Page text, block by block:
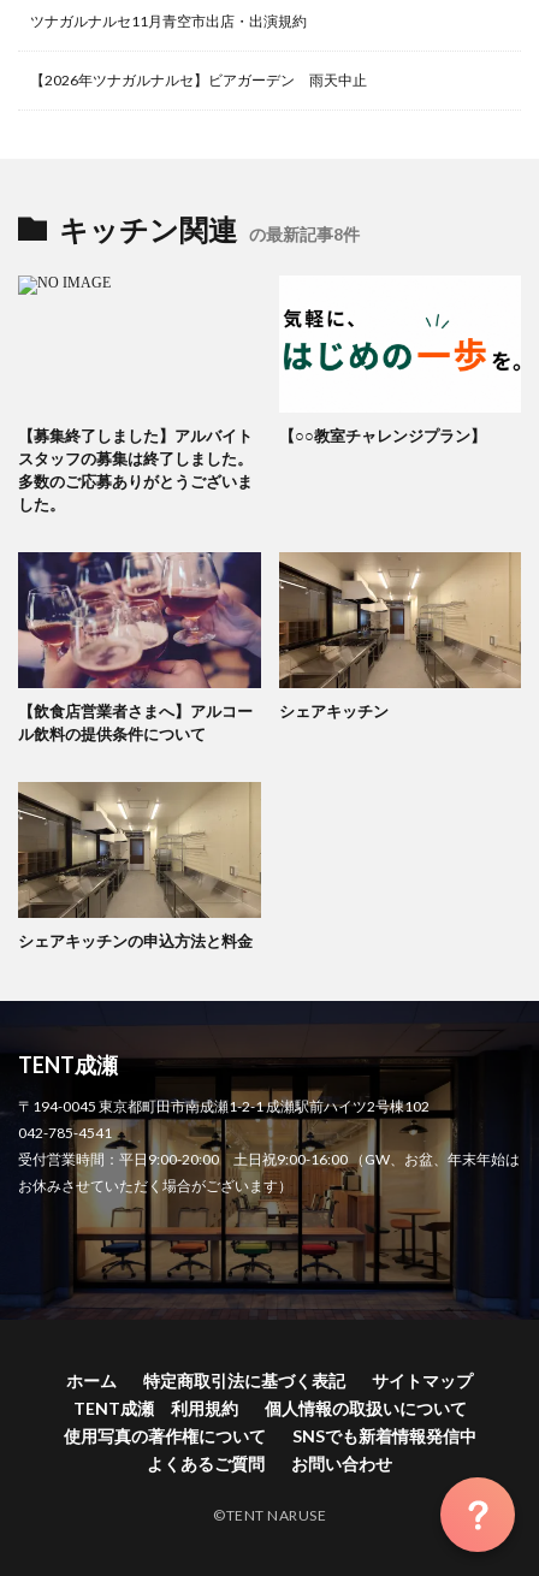
ツナガルナルセ11月青空市出店・出演規約
【2026年ツナガルナルセ】ビアガーデン 雨天中止
キッチン関連 の最新記事8件
【募集終了しました】アルバイト
スタッフの募集は終了しました。
多数のご応募ありがとうございま
した。
【○○教室チャレンジプラン】
【飲食店営業者さまへ】アルコー
ル飲料の提供条件について
シェアキッチン
シェアキッチンの申込方法と料金
TENT成瀬
〒194-0045 東京都町田市南成瀬1-2-1 成瀬駅前ハイツ2号棟102
042-785-4541
受付営業時間：平日9:00-20:00 土日祝9:00-16:00 （GW、お盆、年末年始は
お休みさせていただく場合がございます）
ホーム 特定商取引法に基づく表記
サイトマップ
TENT成瀬 利用規約
個人情報の取扱いについて
使用写真の著作権について
SNSでも新着情報発信中
よくあるご質問
お問い合わせ
©TENT NARUSE